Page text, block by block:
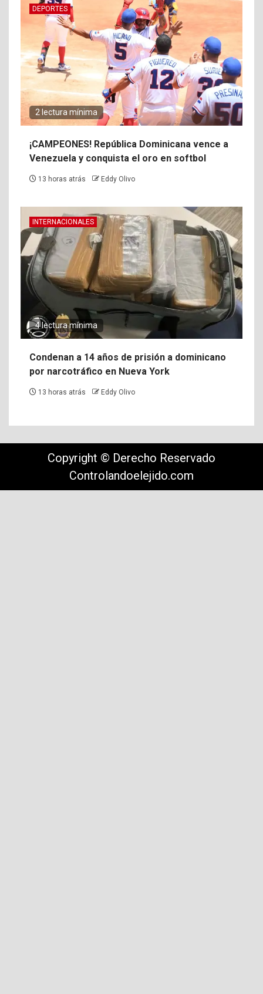
DEPORTES
2 lectura mínima
¡CAMPEONES! República Dominicana vence a
Venezuela y conquista el oro en softbol
13 horas atrás Eddy Olivo
INTERNACIONALES
4 lectura mínima
Condenan a 14 años de prisión a dominicano
por narcotráfico en Nueva York
13 horas atrás Eddy Olivo
Copyright © Derecho Reservado
Controlandoelejido.com